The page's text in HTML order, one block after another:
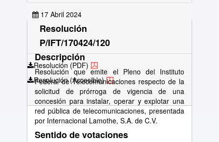
17 Abril 2024
Resolución (PDF)
Resolución (Accesible)
Resolución
P/IFT/170424/120
Descripción
Resolución que emite el Pleno del Instituto
Federal de Telecomunicaciones respecto de la
solicitud de prórroga de vigencia de una
concesión para instalar, operar y explotar una
red pública de telecomunicaciones, presentada
por Internacional Lamothe, S.A. de C.V.
Sentido de votaciones